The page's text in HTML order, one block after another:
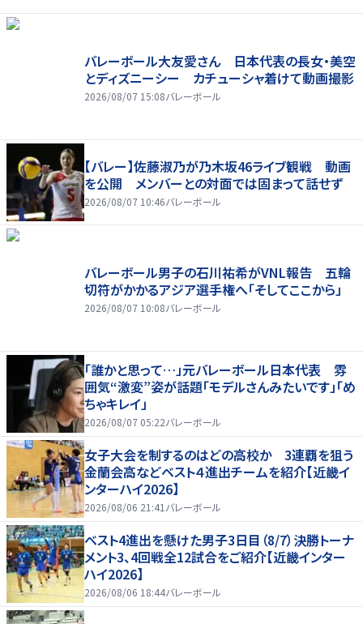
バレーボール大友愛さん 日本代表の長女・美空
とディズニーシー カチューシャ着けて動画撮影
2026/08/07 15:08バレーボール
【バレー】佐藤淑乃が乃木坂46ライブ観戦 動画
を公開 メンバーとの対面では固まって話せず
2026/08/07 10:46バレーボール
バレーボール男子の石川祐希がVNL報告 五輪
切符がかかるアジア選手権へ「そしてここから」
2026/08/07 10:08バレーボール
「誰かと思って…」元バレーボール日本代表 雰
囲気“激変”姿が話題「モデルさんみたいです」「め
ちゃキレイ」
2026/08/07 05:22バレーボール
女子大会を制するのはどの高校か 3連覇を狙う
金蘭会高などベスト４進出チームを紹介【近畿イ
ンターハイ2026】
2026/08/06 21:41 バレーボール
ベスト4進出を懸けた男子3日目（8/7）決勝トーナ
メント3、4回戦全12試合をご紹介【近畿インター
ハイ2026】
2026/08/06 18:44バレーボール